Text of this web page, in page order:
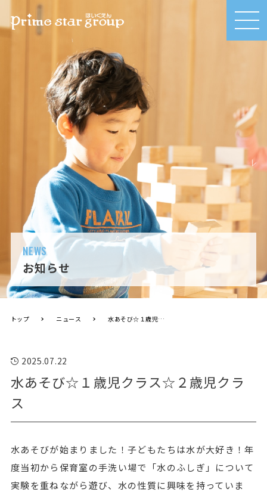
MEN
U
NEWS
お知らせ
トップ ニュース 水あそび☆１歳児クラス☆２歳児クラス
2025.07.22
水あそび☆１歳児クラス☆２歳児クラ
ス
水あそびが始まりました！子どもたちは水が大好き！年
度当初から保育室の手洗い場で「水のふしぎ」について
実験を重ねながら遊び、水の性質に興味を持っていま